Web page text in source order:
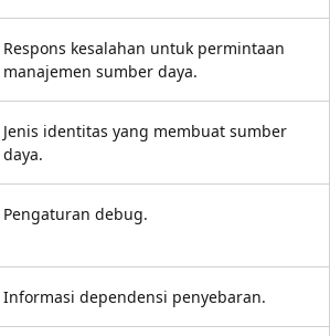
Respons kesalahan untuk permintaan
manajemen sumber daya.
Jenis identitas yang membuat sumber
daya.
Pengaturan debug.
Informasi dependensi penyebaran.